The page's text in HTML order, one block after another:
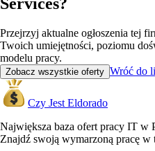
Przejrzyj aktualne ogłoszenia tej
Twoich umiejętności, poziomu
modelu pracy.
Zobacz wszystkie oferty Wróć do
Czy Jest Eldorado
Największa baza ofert pracy IT w
Znajdź swoją wymarzoną pracę w